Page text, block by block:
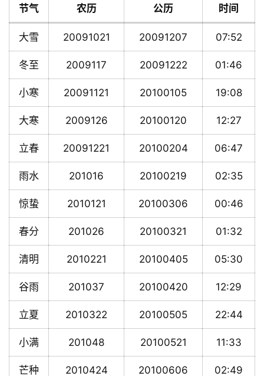
节气 农历 公历 时间
大雪 20091021 20091207 07:52
冬至 2009117 20091222 01:46
小寒 20091121 20100105 19:08
大寒 2009126 20100120 12:27
立春 20091221 20100204 06:47
雨水 201016 20100219 02:35
惊蛰 2010121 20100306 00:46
春分 201026 20100321 01:32
清明 2010221 20100405 05:30
谷雨 201037 20100420 12:29
立夏 2010322 20100505 22:44
小满 201048 20100521 11:33
芒种 2010424 20100606 02:49